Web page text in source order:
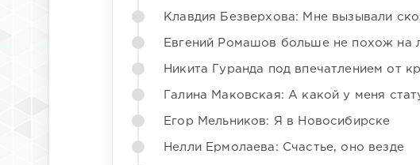
Клавдия Безверхова: Мне вызывали
Евгений Ромашов больше не похож на
Никита Гуранда под впечатлением от
Галина Маковская: А какой у меня
Егор Мельников: Я в Новосибирске
Нелли Ермолаева: Счастье, оно везде